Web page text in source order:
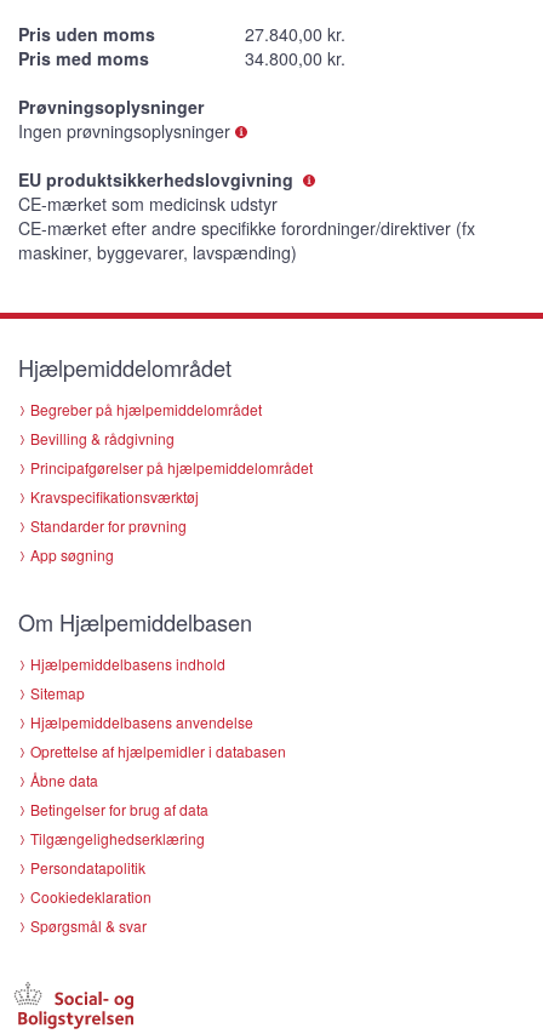
Pris uden moms
27.840,00 kr.
Pris med moms
34.800,00 kr.
Prøvningsoplysninger
Ingen prøvningsoplysninger
EU produktsikkerhedslovgivning
CE-mærket som medicinsk udstyr
CE-mærket efter andre specifikke forordninger/direktiver (fx
maskiner, byggevarer, lavspænding)
Hjælpemiddelområdet
Begreber på hjælpemiddelområdet
Bevilling & rådgivning
Principafgørelser på hjælpemiddelområdet
Kravspecifikationsværktøj
Standarder for prøvning
App søgning
Om Hjælpemiddelbasen
Hjælpemiddelbasens indhold
Sitemap
Hjælpemiddelbasens anvendelse
Oprettelse af hjælpemidler i databasen
Åbne data
Betingelser for brug af data
Tilgængelighedserklæring
Persondatapolitik
Cookiedeklaration
Spørgsmål & svar